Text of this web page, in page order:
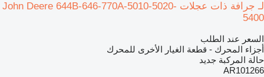
لـ جرافة ذات عجلات John Deere 644B-646-770A-5010-5020-
5400
السعر عند الطلب
أجزاء المحرك - قطعة الغيار الأخرى للمحرك
حالة المركبة جديد
AR101266